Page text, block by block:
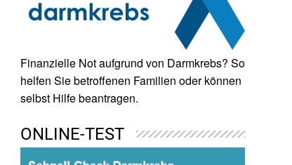
Finanzielle Not aufgrund von Darmkrebs? So
helfen Sie betroffenen Familien oder können
selbst Hilfe beantragen.
ONLINE-TEST